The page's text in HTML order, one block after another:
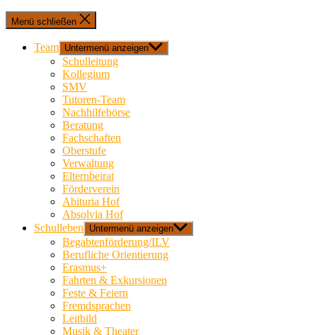
Menü schließen
Team Untermenü anzeigen
Schulleitung
Kollegium
SMV
Tutoren-Team
Nachhilfebörse
Beratung
Fachschaften
Oberstufe
Verwaltung
Elternbeirat
Förderverein
Abituria Hof
Absolvia Hof
Schulleben
Untermenü anzeigen
Begabtenförderung/ILV
Berufliche Orientierung
Erasmus+
Fahrten & Exkursionen
Feste & Feiern
Fremdsprachen
Leitbild
Musik & Theater